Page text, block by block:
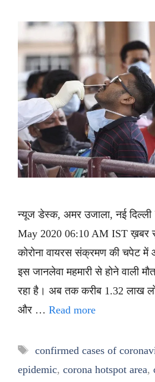
न्यूज डेस्क, अमर उजाला, नई
May 2020 06:10 AM IST
कोरोना वायरस संक्रमण की चपेट
इस जानलेवा महमारी से होने वाली
रहा है। अब तक करीब 1.32 लाख
और … Read more
Tags
confirmed cases of
epidemic, corona hotspot area,